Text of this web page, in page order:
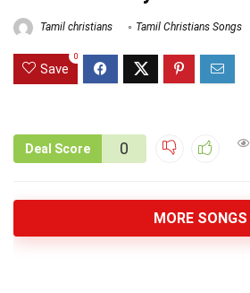
Tamil christians Tamil Christians Songs
Save
0
Deal Score 0
MORE SONGS